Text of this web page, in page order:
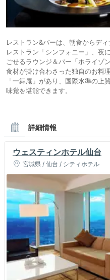
レストラン&バーは、朝食からデ
レストラン「シンフォニー」、夜
ごせるラウンジ＆バー「ホライゾ
食材が掛け合わさった独自のお料
「一舞庵」があり、国際水準の上
味覚を堪能できます。
詳細情報
ウェスティンホテル仙台
宮城県 / 仙台 / シティホテル